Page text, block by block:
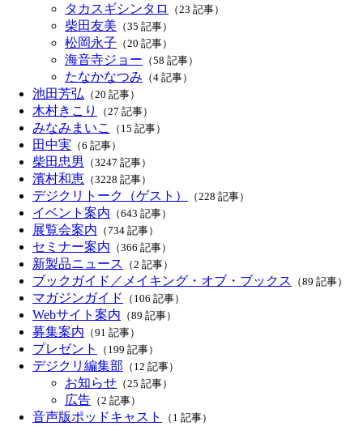
タカスギシンタロ （23 記事）
柴田友美 （35 記事）
松岡永子 （20 記事）
海音寺ジョー （58 記事）
たなかなつみ （4 記事）
池田芳弘 （20 記事）
木村きこり （27 記事）
みなみまいこ （15 記事）
田中実 （6 記事）
柴田忠男 （3247 記事）
濱村和恵 （3228 記事）
デジクリトーク（ゲスト） （228 記事）
イベント案内 （643 記事）
展覧会案内 （734 記事）
セミナー案内 （366 記事）
新製品ニュース （2 記事）
ブックガイド／メイキング・オブ・ブックス （89 記事）
マガジンガイド （106 記事）
Webサイト案内 （89 記事）
募集案内 （91 記事）
プレゼント （199 記事）
デジクリ編集部 （12 記事）
お知らせ （25 記事）
広告 （2 記事）
音声版ポッドキャスト （1 記事）